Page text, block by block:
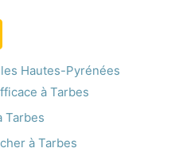
Hautes-Pyrénées
à Tarbes
Tarbes
à Tarbes